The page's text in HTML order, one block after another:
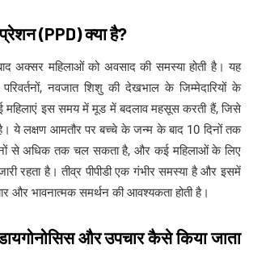
(PPD) क्या है?
अक्सर महिलाओं को अवसाद की समस्या होती है। यह
परिवर्तनों, नवजात शिशु की देखभाल के जिम्मेदारियों के
महिलाएं इस समय में मूड में बदलाव महसूस करती हैं, जिसे
है। ये लक्षण आमतौर पर बच्चे के जन्म के बाद 10 दिनों तक
से अधिक तक चल सकता है, और कई महिलाओं के लिए
रहता है। तीव्र पीपीडी एक गंभीर समस्या है और इसमें
और भावनात्मक समर्थन की आवश्यकता होती है।
और उपचार कैसे किया जाता